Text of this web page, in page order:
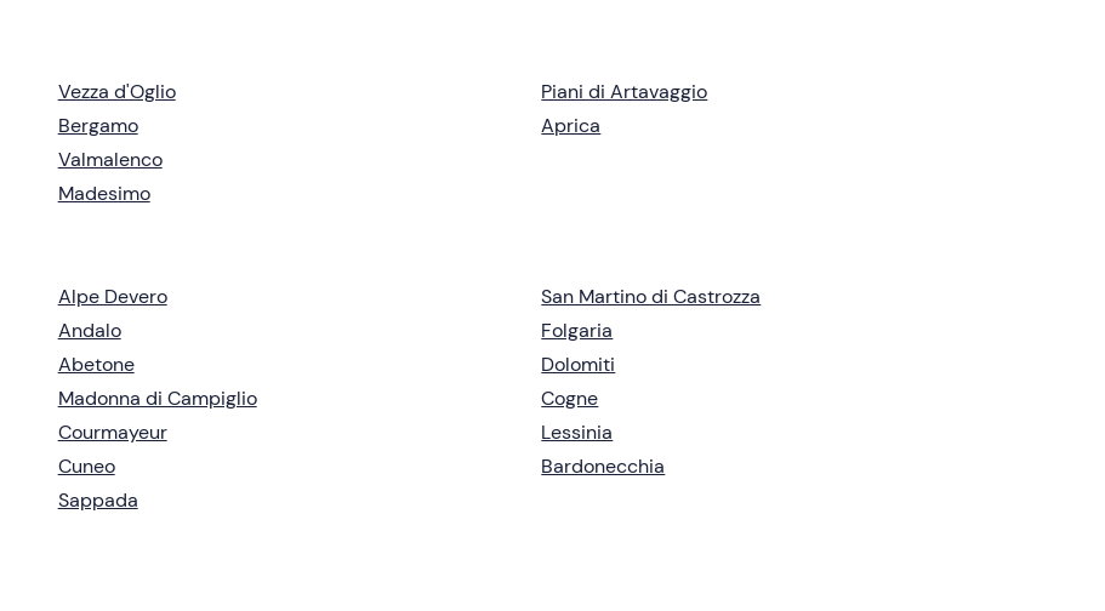
Vezza d'Oglio
Bergamo
Valmalenco
Madesimo
Piani di Artavaggio
Aprica
Alpe Devero
Andalo
Abetone
Madonna di Campiglio
Courmayeur
Cuneo
Sappada
San Martino di Castrozza
Folgaria
Dolomiti
Cogne
Lessinia
Bardonecchia